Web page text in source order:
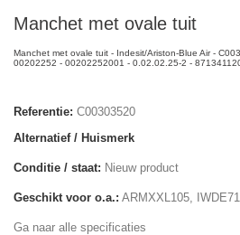
Manchet met ovale tuit
Manchet met ovale tuit - Indesit/Ariston-Blue Air -
00202252 - 00202252001 - 0.02.02.25-2 -
Referentie: C00303520
Alternatief / Huismerk
Conditie / staat: Nieuw product
Geschikt voor o.a.: ARMXXL105,
Ga naar alle specificaties